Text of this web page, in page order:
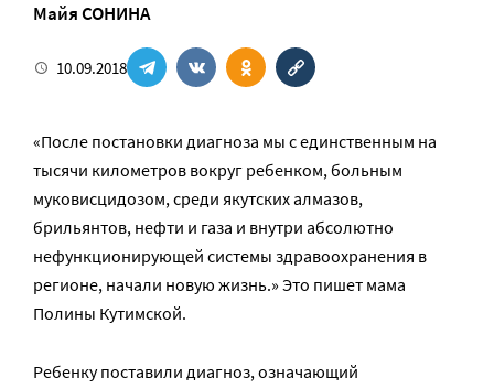
Майя СОНИНА
10.09.2018
«После постановки диагноза мы с единственным на
тысячи километров вокруг ребенком, больным
муковисцидозом, среди якутских алмазов,
брильянтов, нефти и газа и внутри абсолютно
нефункционирующей системы здравоохранения в
регионе, начали новую жизнь.» Это пишет мама
Полины Кутимской.
Ребенку поставили диагноз, означающий